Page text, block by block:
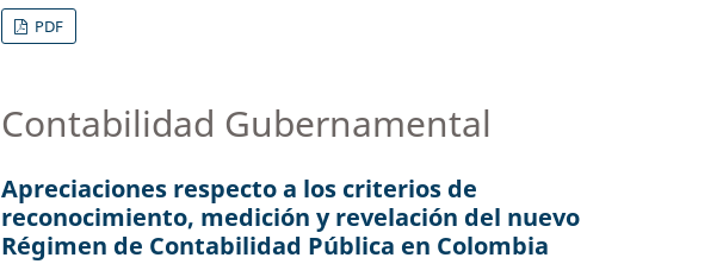
PDF
Contabilidad Gubernamental
Apreciaciones respecto a los criterios de
reconocimiento, medición y revelación del nuevo
Régimen de Contabilidad Pública en Colombia